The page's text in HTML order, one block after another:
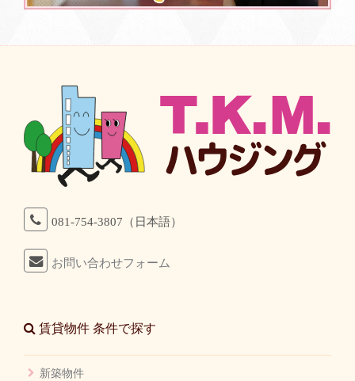
081-754-3807（日本語）
お問い合わせフォーム
賃貸物件 条件で探す
新築物件